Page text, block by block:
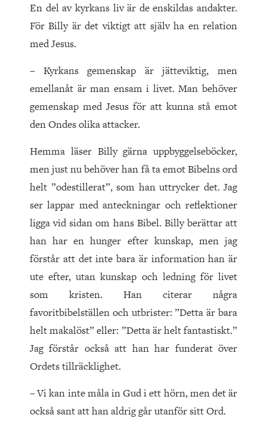
En del av kyrkans liv är de enskildas andakter.
För Billy är det viktigt att själv ha en relation
med Jesus.
– Kyrkans gemenskap är jätteviktig, men
emellanåt är man ensam i livet. Man behöver
gemenskap med Jesus för att kunna stå emot
den Ondes olika attacker.
Hemma läser Billy gärna uppbyggelseböcker,
men just nu behöver han få ta emot Bibelns ord
helt ”odestillerat”, som han uttrycker det. Jag
ser lappar med anteckningar och reflektioner
ligga vid sidan om hans Bibel. Billy berättar att
han har en hunger efter kunskap, men jag
förstår att det inte bara är information han är
ute efter, utan kunskap och ledning för livet
som kristen. Han citerar några
favoritbibelställen och utbrister: ”Detta är bara
helt makalöst” eller: ”Detta är helt fantastiskt.”
Jag förstår också att han har funderat över
Ordets tillräcklighet.
– Vi kan inte måla in Gud i ett hörn, men det är
också sant att han aldrig går utanför sitt Ord.